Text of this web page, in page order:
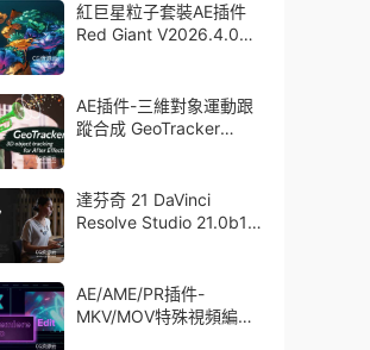
紅巨星粒子套裝AE插件
Red Giant V2026.4.0
Bullet + VFX Suit
AE插件-三維對象運動跟
蹤合成 GeoTracker
達芬奇 21 DaVinci
Resolve Studio 21.0b1
AE/AME/PR插件-
MKV/MOV特殊視頻編碼